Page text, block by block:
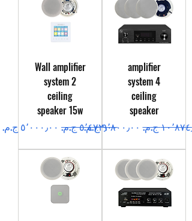
amplifier
system 4
ceiling
speaker
عادي
سعر البيع
Wall amplifier
system 2
ceiling
speaker 15w
سعر عادي
سعر البيع